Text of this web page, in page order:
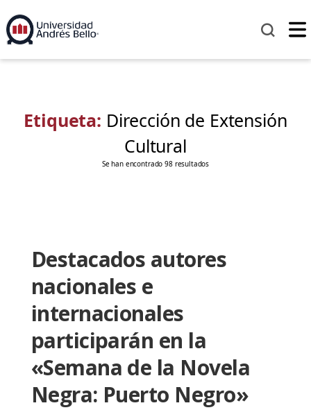
Etiqueta: Dirección de Extensión
Cultural
Se han encontrado 98 resultados
Destacados autores
nacionales e
internacionales
participarán en la
«Semana de la Novela
Negra: Puerto Negro»